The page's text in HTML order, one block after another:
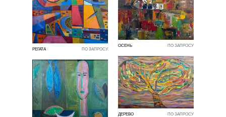
ПО ЗАПРОСУ
ПО ЗАПРОСУ
ПО ЗАПРОСУ
РЕГАТА
ДЕРЕВО
ОСЕНЬ